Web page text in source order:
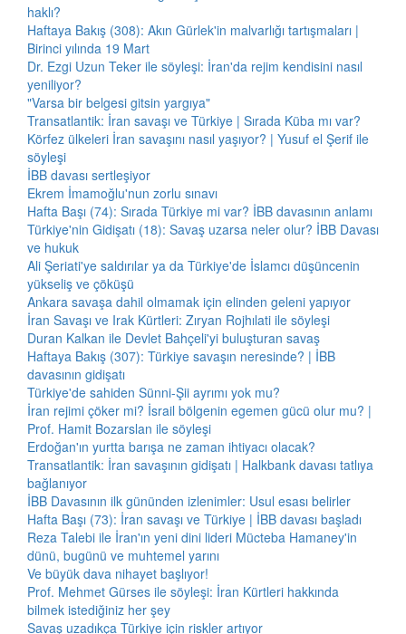
haklı?
Haftaya Bakış (308): Akın Gürlek'in malvarlığı tartışmaları |
Birinci yılında 19 Mart
Dr. Ezgi Uzun Teker ile söyleşi: İran'da rejim kendisini nasıl
yeniliyor?
"Varsa bir belgesi gitsin yargıya"
Transatlantik: İran savaşı ve Türkiye | Sırada Küba mı var?
Körfez ülkeleri İran savaşını nasıl yaşıyor? | Yusuf el Şerif ile
söyleşi
İBB davası sertleşiyor
Ekrem İmamoğlu'nun zorlu sınavı
Hafta Başı (74): Sırada Türkiye mi var? İBB davasının anlamı
Türkiye'nin Gidişatı (18): Savaş uzarsa neler olur? İBB Davası
ve hukuk
Ali Şeriati'ye saldırılar ya da Türkiye'de İslamcı düşüncenin
yükseliş ve çöküşü
Ankara savaşa dahil olmamak için elinden geleni yapıyor
İran Savaşı ve Irak Kürtleri: Zıryan Rojhılati ile söyleşi
Duran Kalkan ile Devlet Bahçeli'yi buluşturan savaş
Haftaya Bakış (307): Türkiye savaşın neresinde? | İBB
davasının gidişatı
Türkiye'de sahiden Sünni-Şii ayrımı yok mu?
İran rejimi çöker mi? İsrail bölgenin egemen gücü olur mu? |
Prof. Hamit Bozarslan ile söyleşi
Erdoğan'ın yurtta barışa ne zaman ihtiyacı olacak?
Transatlantik: İran savaşının gidişatı | Halkbank davası tatlıya
bağlanıyor
İBB Davasının ilk gününden izlenimler: Usul esası belirler
Hafta Başı (73): İran savaşı ve Türkiye | İBB davası başladı
Reza Talebi ile İran'ın yeni dini lideri Mücteba Hamaney'in
dünü, bugünü ve muhtemel yarını
Ve büyük dava nihayet başlıyor!
Prof. Mehmet Gürses ile söyleşi: İran Kürtleri hakkında
bilmek istediğiniz her şey
Savaş uzadıkça Türkiye için riskler artıyor